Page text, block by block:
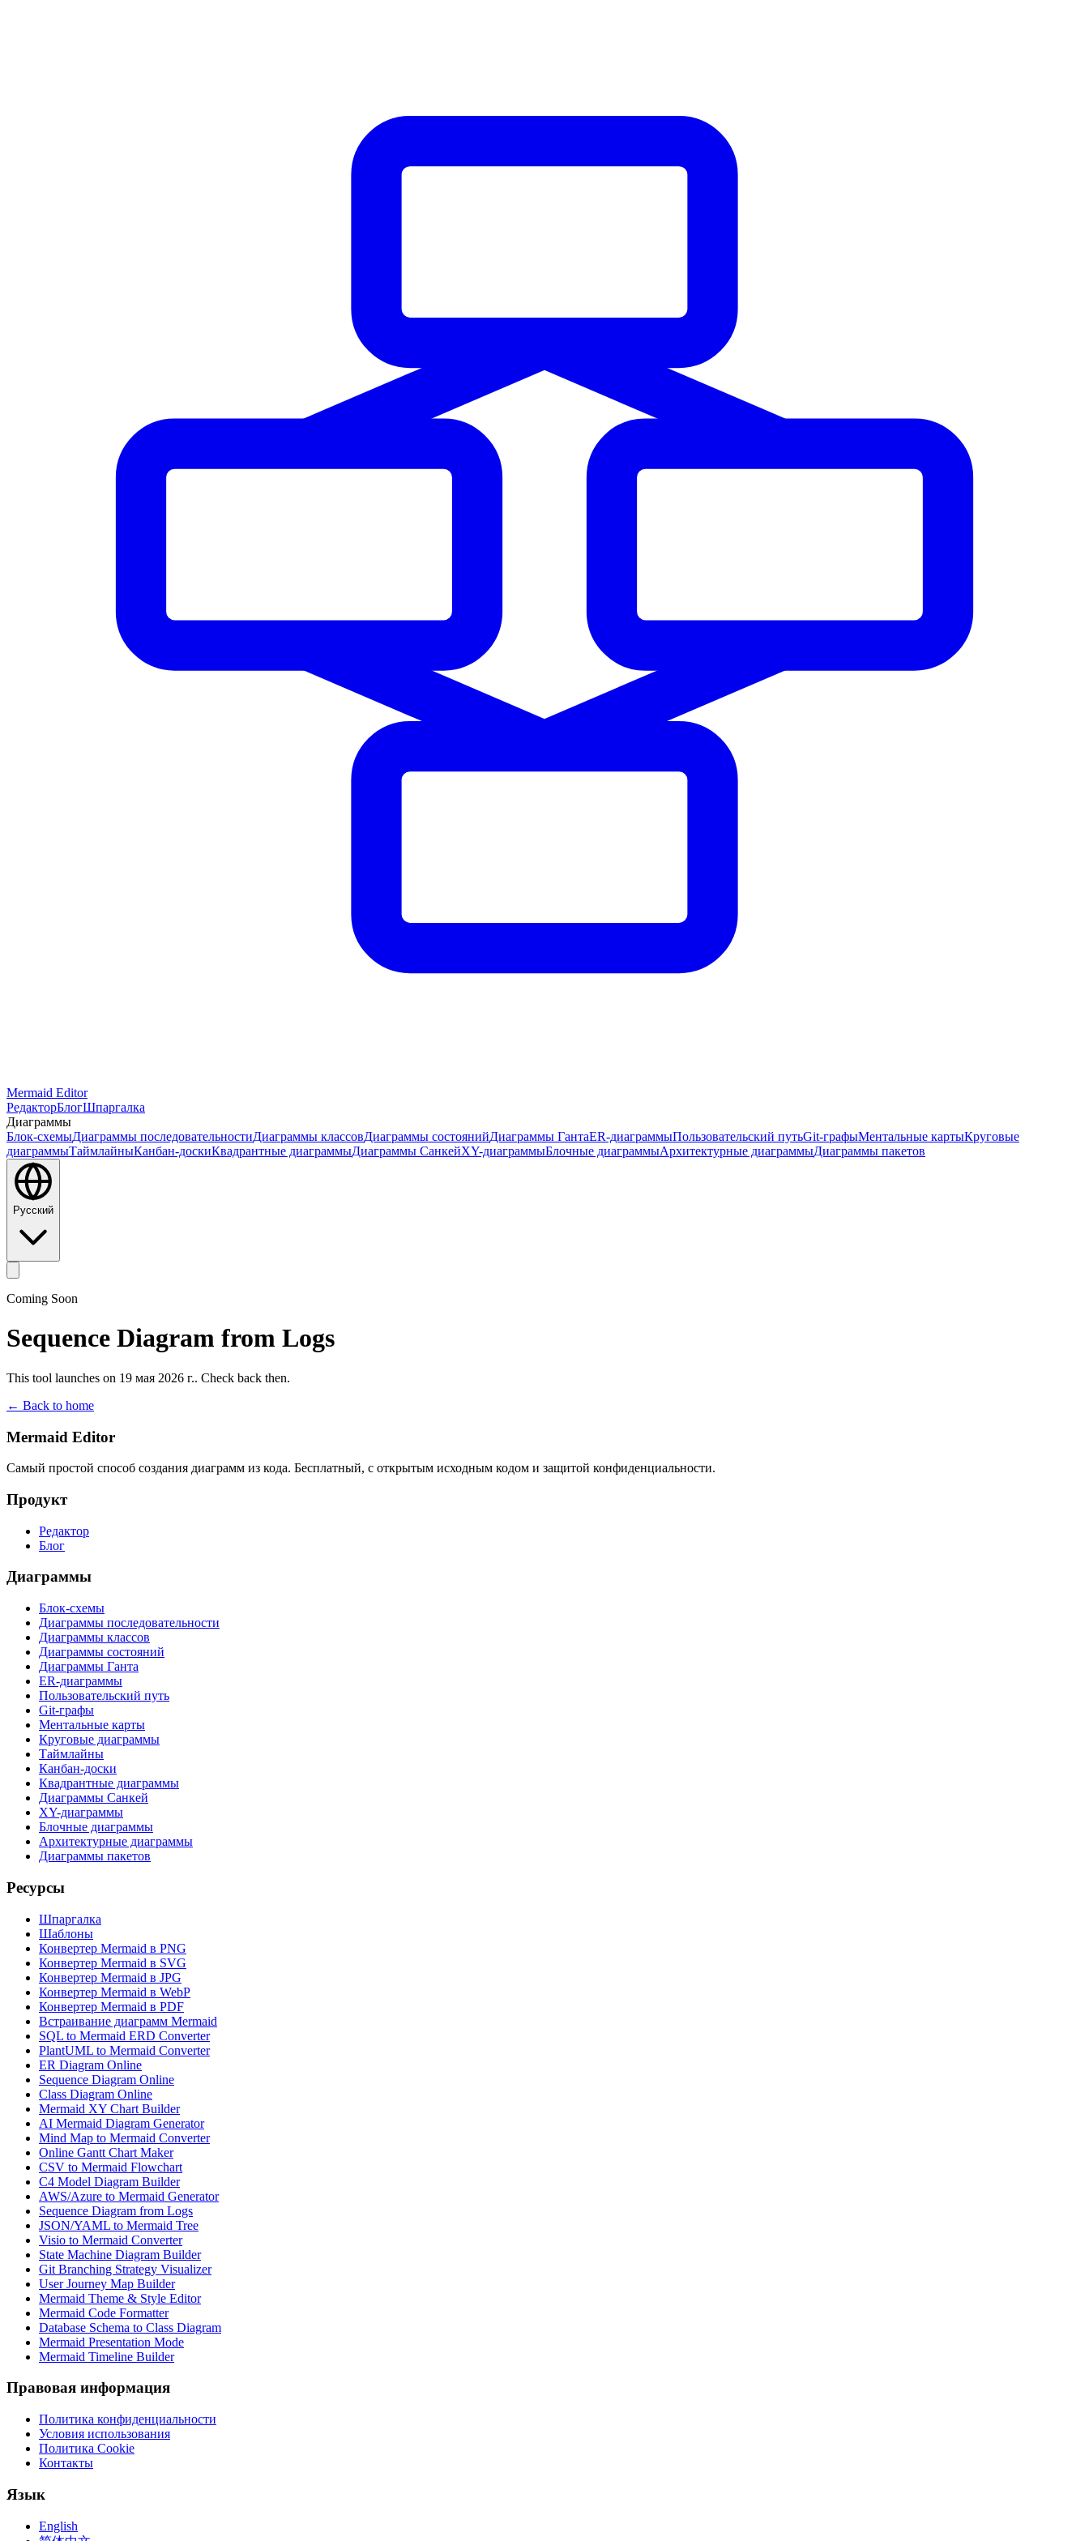
Mermaid Editor
РедакторБлогШпаргалка
Диаграммы
Блок-схемыДиаграммы последовательностиДиаграммы классовДиаграммы состоянийДиаграммы ГантаER-диаграммыПользовательский путьGit-графыМентальные картыКруговые
диаграммыТаймлайныКанбан-доскиКвадрантные диаграммыДиаграммы СанкейXY-диаграммыБлочные диаграммыАрхитектурные диаграммыДиаграммы пакетов
Русский
Coming Soon
Sequence Diagram from Logs
This tool launches on 19 мая 2026 г.. Check back then.
← Back to home
Mermaid Editor
Самый простой способ создания диаграмм из кода. Бесплатный, с открытым исходным кодом и защитой конфиденциальности.
Продукт
Редактор
Блог
Диаграммы
Блок-схемы
Диаграммы последовательности
Диаграммы классов
Диаграммы состояний
Диаграммы Ганта
ER-диаграммы
Пользовательский путь
Git-графы
Ментальные карты
Круговые диаграммы
Таймлайны
Канбан-доски
Квадрантные диаграммы
Диаграммы Санкей
XY-диаграммы
Блочные диаграммы
Архитектурные диаграммы
Диаграммы пакетов
Ресурсы
Шпаргалка
Шаблоны
Конвертер Mermaid в PNG
Конвертер Mermaid в SVG
Конвертер Mermaid в JPG
Конвертер Mermaid в WebP
Конвертер Mermaid в PDF
Встраивание диаграмм Mermaid
SQL to Mermaid ERD Converter
PlantUML to Mermaid Converter
ER Diagram Online
Sequence Diagram Online
Class Diagram Online
Mermaid XY Chart Builder
AI Mermaid Diagram Generator
Mind Map to Mermaid Converter
Online Gantt Chart Maker
CSV to Mermaid Flowchart
C4 Model Diagram Builder
AWS/Azure to Mermaid Generator
Sequence Diagram from Logs
JSON/YAML to Mermaid Tree
Visio to Mermaid Converter
State Machine Diagram Builder
Git Branching Strategy Visualizer
User Journey Map Builder
Mermaid Theme & Style Editor
Mermaid Code Formatter
Database Schema to Class Diagram
Mermaid Presentation Mode
Mermaid Timeline Builder
Правовая информация
Политика конфиденциальности
Условия использования
Политика Cookie
Контакты
Язык
English